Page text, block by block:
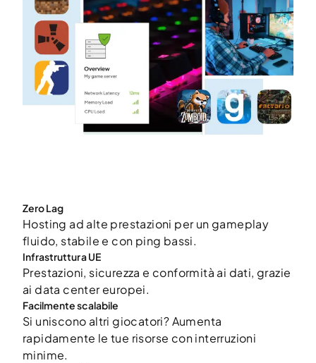
Zero Lag
Hosting ad alte prestazioni per un gameplay
fluido, stabile e con ping bassi.
Infrastruttura UE
Prestazioni, sicurezza e conformità ai dati, grazie
ai data center europei.
Facilmente scalabile
Si uniscono altri giocatori? Aumenta
rapidamente le tue risorse con interruzioni
minime.